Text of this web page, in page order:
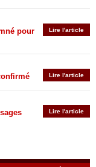
Lire l'article
pour
Lire l'article
Lire l'article